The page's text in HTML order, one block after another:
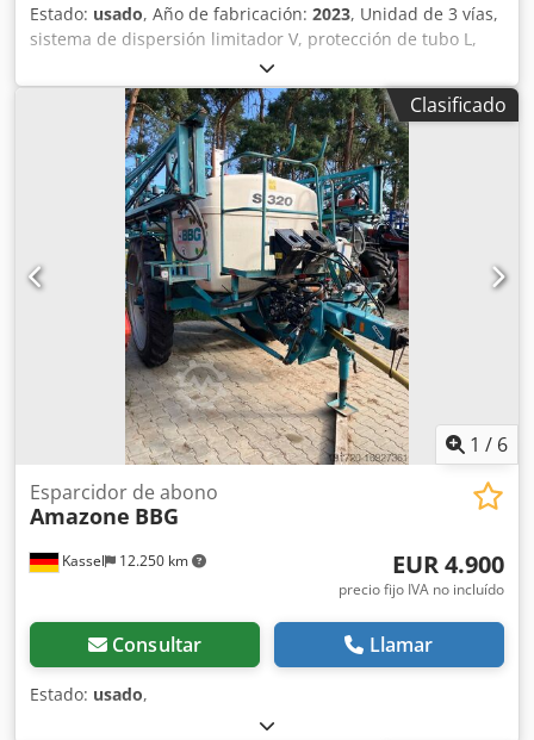
Estado: usado, Año de fabricación: 2023, Unidad de 3 vías,
sistema de dispersión limitador V, protección de tubo L,
indicador mecánico/posición del mecanismo de dispersión
ZA-V, superestructura de tolva S 2000, componentes de
montaje para unidades básicas ZA, toma de fuerza con
acoplamiento de fricción, guardabarros L y escaleras,
iluminación LED trasera. Dsdpfxst Dwibo Aigjck
Clasificado
1 / 6
Kassel 12.250 km
Esparcidor de abono
Amazone BBG
EUR 4.900
precio fijo IVA no incluído
Consultar Llamar
Estado: usado,